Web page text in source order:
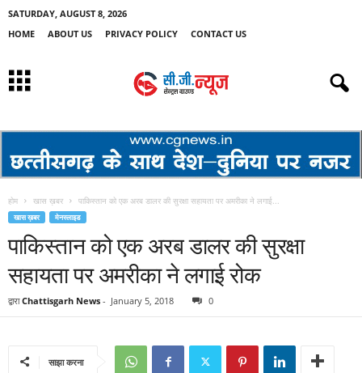
SATURDAY, AUGUST 8, 2026
HOME
ABOUT US PRIVACY POLICY CONTACT US
होम खास ख़बर पाकिस्तान को एक अरब डालर की सुरक्षा सहायता पर अमरीका ने लगाई...
खास ख़बर मेनस्लाइड
पाकिस्तान को एक अरब डालर की सुरक्षा
सहायता पर अमरीका ने लगाई रोक
द्वारा Chattisgarh News - January 5, 2018 0
साझा करना